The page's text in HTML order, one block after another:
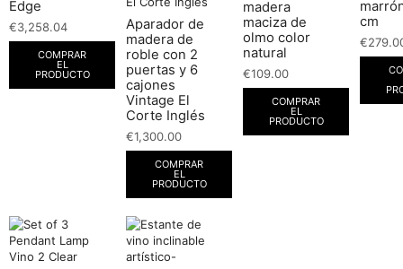
Edge
€3,258.04
COMPRAR
EL
PRODUCTO
Aparador de
madera de
roble con 2
puertas y 6
cajones
Vintage El
Corte Inglés
€1,300.00
COMPRAR
EL
PRODUCTO
madera
maciza de
olmo color
natural
€109.00
COMPRAR
EL
PRODUCTO
cm
€